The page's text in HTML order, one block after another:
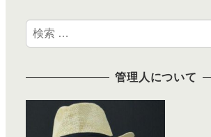
検
索
管理人について